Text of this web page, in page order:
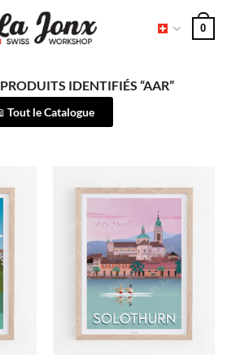
0
PRODUITS IDENTIFIÉS “AAR”
Tout le Catalogue